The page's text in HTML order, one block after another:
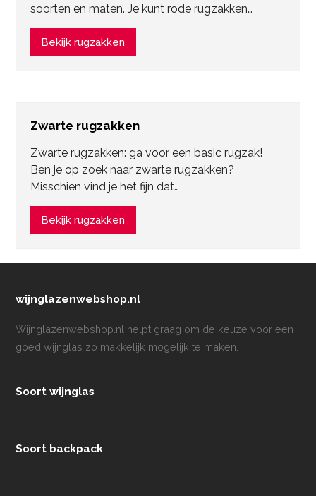
soorten en maten. Je kunt rode rugzakken…
Bekijk rugzakken
Zwarte rugzakken
Zwarte rugzakken: ga voor een basic rugzak!
Ben je op zoek naar zwarte rugzakken?
Misschien vind je het fijn dat…
Bekijk rugzakken
wijnglazenwebshop.nl
Wijnglazenwebshop.nl helpt graag om de keuze voor een
goed wijnglas zo makkelijk mogelijk te maken.
Soort wijnglas
Soort backpack